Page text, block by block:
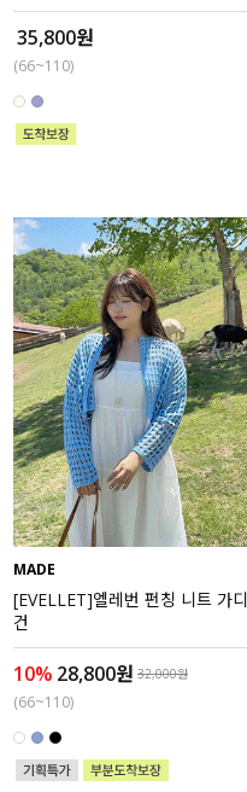
35,800원
(66~110)
MADE
[EVELLET]엘레번 펀칭 니트 가디
건
10% 28,800원 32,000원
(66~110)